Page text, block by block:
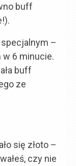
buff
–
w 6 minucie.
buff
ze
się złoto –
czy nie